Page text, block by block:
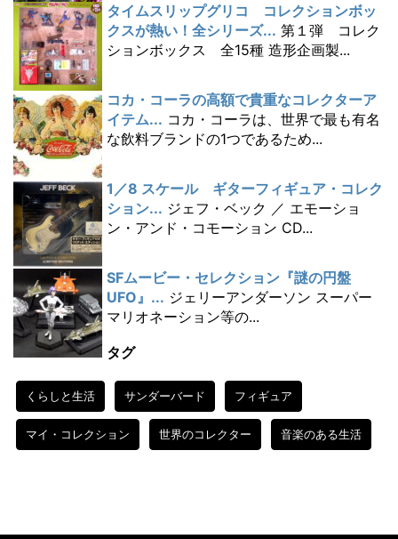
タイムスリップグリコ コレクションボッ
クスが熱い！全シリーズ... 第１弾 コレク
ションボックス 全15種 造形企画製...
コカ・コーラの高額で貴重なコレクターア
イテム... コカ・コーラは、世界で最も有名
な飲料ブランドの1つであるため...
1／8 スケール ギターフィギュア・コレク
ション... ジェフ・ベック ／ エモーショ
ン・アンド・コモーション CD...
SFムービー・セレクション『謎の円盤
UFO』... ジェリーアンダーソン スーパー
マリオネーション等の...
タグ
くらしと生活 サンダーバード フィギュア
マイ・コレクション 世界のコレクター 音楽のある生活